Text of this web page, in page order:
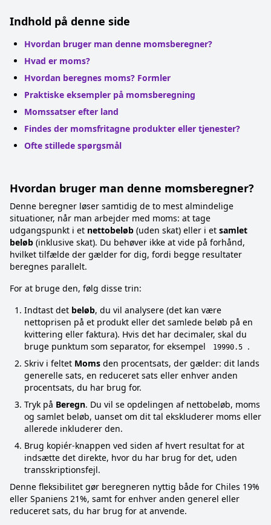
Indhold på denne side
Hvordan bruger man denne momsberegner?
Hvad er moms?
Hvordan beregnes moms? Formler
Praktiske eksempler på momsberegning
Momssatser efter land
Findes der momsfritagne produkter eller tjenester?
Ofte stillede spørgsmål
Hvordan bruger man denne momsberegner?
Denne beregner løser samtidig de to mest almindelige
situationer, når man arbejder med moms: at tage
udgangspunkt i et nettobeløb (uden skat) eller i et samlet
beløb (inklusive skat). Du behøver ikke at vide på forhånd,
hvilket tilfælde der gælder for dig, fordi begge resultater
beregnes parallelt.
For at bruge den, følg disse trin:
Indtast det beløb, du vil analysere (det kan være
nettoprisen på et produkt eller det samlede beløb på en
kvittering eller faktura). Hvis det har decimaler, skal du
bruge punktum som separator, for eksempel
19990.5
.
Skriv i feltet Moms den procentsats, der gælder: dit lands
generelle sats, en reduceret sats eller enhver anden
procentsats, du har brug for.
Tryk på Beregn. Du vil se opdelingen af nettobeløb, moms
og samlet beløb, uanset om dit tal ekskluderer moms eller
allerede inkluderer den.
Brug kopiér-knappen ved siden af hvert resultat for at
indsætte det direkte, hvor du har brug for det, uden
transskriptionsfejl.
Denne fleksibilitet gør beregneren nyttig både for Chiles 19%
eller Spaniens 21%, samt for enhver anden generel eller
reduceret sats, du har brug for at anvende.